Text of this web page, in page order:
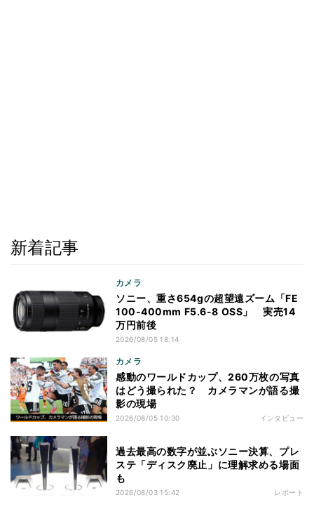
新着記事
カメラ
ソニー、重さ654gの超望遠ズーム「FE
100-400mm F5.6-8 OSS」 実売14
万円前後
2026/08/05 18:14
カメラ
感動のワールドカップ、260万枚の写真
はどう撮られた？ カメラマンが語る撮
影の現場
2026/08/05 10:30 インタビュー
過去最高の数字が並ぶソニー決算、プレ
ステ「ディスク廃止」に理解求める場面
も
2026/08/03 15:42 レポート